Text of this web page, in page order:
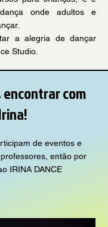
onde adultos e
a alegria de dançar
Studio.
encontrar com
de eventos e
então por
IRINA DANCE